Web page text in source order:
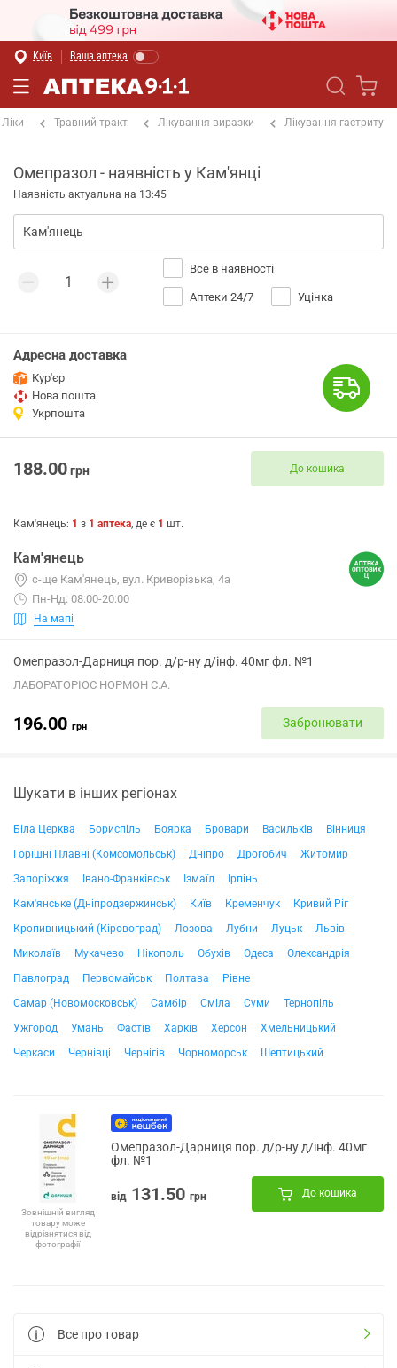
Київ Ваша аптека
Ліки Травний тракт Лікування виразки Лікування гастриту
Омепразол - наявність у Кам'янці
Наявність актуальна на 13:45
Все в наявності
Аптеки 24/7 Уцінка
Адресна доставка
Кур'єр
Нова пошта
Укрпошта
188.00грн До кошика
Кам'янець: 1 з 1 аптека, де є 1 шт.
Кам'янець
с-ще Кам'янець, вул. Криворізька, 4а
Пн-Нд: 08:00-20:00
На мапі
Омепразол-Дарниця пор. д/р-ну д/інф. 40мг фл. №1
ЛАБОРАТОРІОС НОРМОН С.А.
196.00 грн Забронювати
Шукати в інших регіонах
Біла Церква Бориспіль Боярка Бровари Васильків
Вінниця
Горішні Плавні (Комсомольськ)
Дніпро Дрогобич
Житомир
Запоріжжя
Івано-Франківськ Ізмаїл
Ірпінь
Кам'янське (Дніпродзержинськ)
Київ Кременчук
Кривий Ріг
Кропивницький (Кіровоград)
Лозова Лубни Луцьк
Львів
Миколаїв
Мукачево Нікополь Обухів Одеса
Олександрія
Павлоград
Первомайськ Полтава
Рівне
Самар (Новомосковськ)
Самбір Сміла Суми
Тернопіль
Ужгород
Умань Фастів Харків Херсон
Хмельницький
Черкаси
Чернівці Чернігів Чорноморськ Шептицький
Зовнішній вигляд
товару може
відрізнятися від
фотографії
Омепразол-Дарниця пор. д/р-ну д/інф. 40мг
фл. №1
від 131.50 грн До кошика
Все про товар